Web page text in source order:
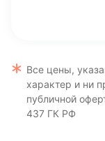
Все цены,
характер и ни
публичной
437 ГК РФ